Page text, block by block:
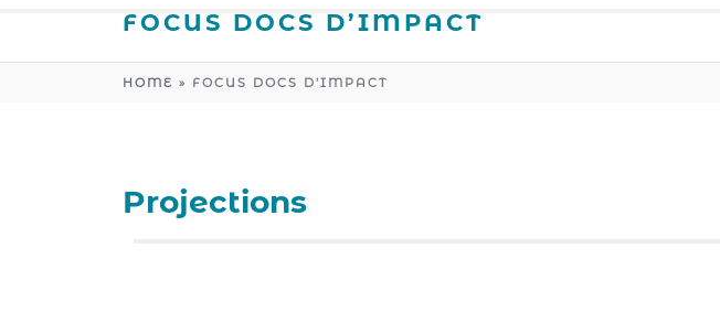
FOCUS DOCS D’IMPACT
HOME » FOCUS DOCS D’IMPACT
Projections